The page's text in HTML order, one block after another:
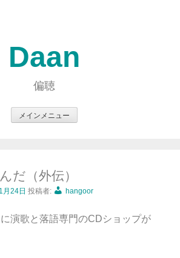
Daan
偏聴
メインメニュー
だ（外伝）
月24日 投稿者: hangoor
演歌と落語専門のCDショップが